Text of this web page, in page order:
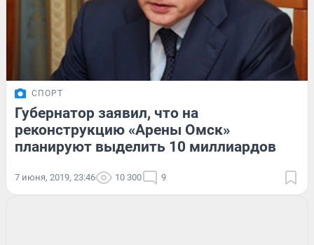
СПОРТ
Губернатор заявил, что на
реконструкцию «Арены Омск»
планируют выделить 10 миллиардов
7 июня, 2019, 23:46 10 300 9